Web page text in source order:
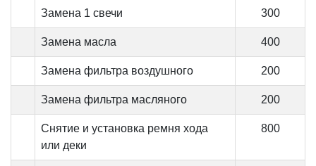
Замена 1 свечи 300
Замена масла 400
Замена фильтра воздушного 200
Замена фильтра масляного 200
Снятие и установка ремня хода
или деки
800